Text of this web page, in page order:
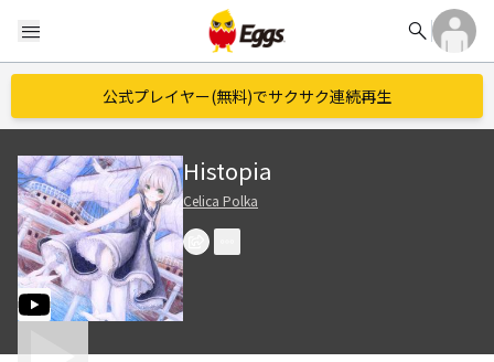
menu search
公式プレイヤー(無料)でサクサク連続再生
Histopia
Celica Polka